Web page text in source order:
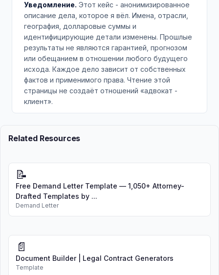
Уведомление. Этот кейс - анонимизированное
описание дела, которое я вёл. Имена, отрасли,
география, долларовые суммы и
идентифицирующие детали изменены. Прошлые
результаты не являются гарантией, прогнозом
или обещанием в отношении любого будущего
исхода. Каждое дело зависит от собственных
фактов и применимого права. Чтение этой
страницы не создаёт отношений «адвокат -
клиент».
Related Resources
📝
Free Demand Letter Template — 1,050+ Attorney-
Drafted Templates by ...
Demand Letter
📄
Document Builder | Legal Contract Generators
Template